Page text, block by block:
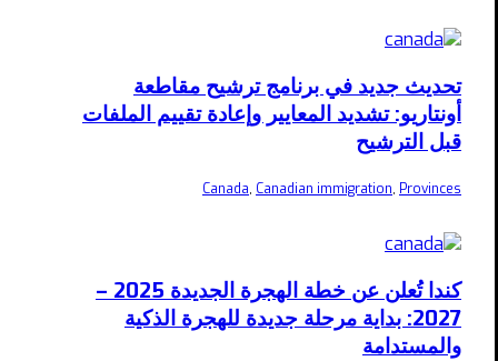
تحديث جديد في برنامج ترشيح مقاطعة
أونتاريو: تشديد المعايير وإعادة تقييم الملفات
قبل الترشيح
Canada, Canadian immigration, Provinces
كندا تُعلن عن خطة الهجرة الجديدة 2025 –
2027: بداية مرحلة جديدة للهجرة الذكية
والمستدامة